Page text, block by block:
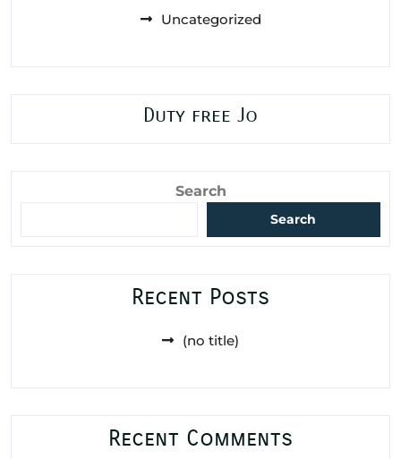
Uncategorized
Duty free Jo
Search
Search
Recent Posts
(no title)
Recent Comments